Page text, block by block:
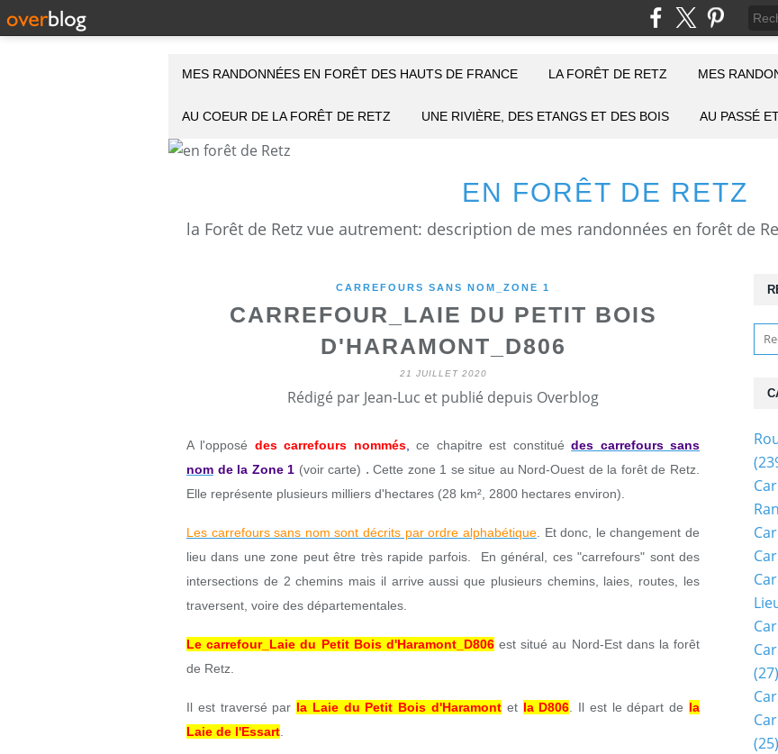
EN FORÊT DE RETZ
MES RANDONNÉES EN FORÊT DES HAUTS DE FRANCE LA FORÊT DE RETZ MES
AU COEUR DE LA FORÊT DE RETZ UNE RIVIÈRE, DES ETANGS ET DES BOIS AU PASSÉ
CARREFOURS SANS NOM_ZONE 1
CARREFOUR_LAIE DU PETIT BOIS
D'HARAMONT_D806
21 JUILLET 2020
Rédigé par Jean-Luc et publié depuis Overblog
A l'opposé des carrefours nommés, ce chapitre est constitué des carrefours sans
nom de la Zone 1 (voir carte) . Cette zone 1 se situe au Nord-Ouest de la forêt de Retz.
Elle représente plusieurs milliers d'hectares (28 km², 2800 hectares environ).
Les carrefours sans nom sont décrits par ordre alphabétique. Et donc, le changement de
lieu dans une zone peut être très rapide parfois. En général, ces "carrefours" sont des
intersections de 2 chemins mais il arrive aussi que plusieurs chemins, laies, routes, les
traversent, voire des départementales.
Le carrefour_Laie du Petit Bois d'Haramont_D806est situé au Nord-Est dans la forêt
de Retz.
Il est traversé par la Laie du Petit Bois d'Haramont et la D806 . Il est le départ de la
Laie de l'Essart
(27)
(25)